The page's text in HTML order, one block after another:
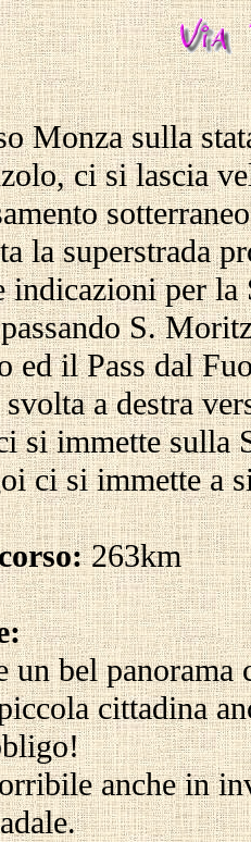
Monza sulla
ci si lascia
la superstrada
indicazioni per la
S.
ed il Pass dal
a destra
si immette sulla
ci si immette a
263km
un bel
cittadina
anche in